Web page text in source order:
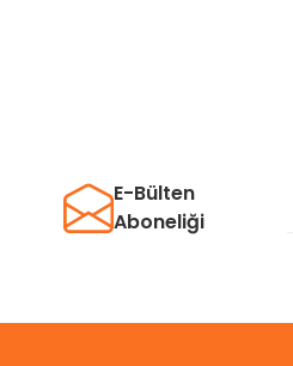
E-Bülten
Aboneliği